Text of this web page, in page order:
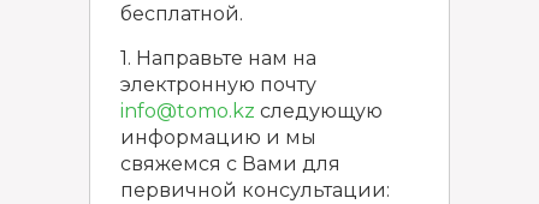
бесплатной.
1. Направьте нам на
электронную почту
info@tomo.kz следующую
информацию и мы
свяжемся с Вами для
первичной консультации: